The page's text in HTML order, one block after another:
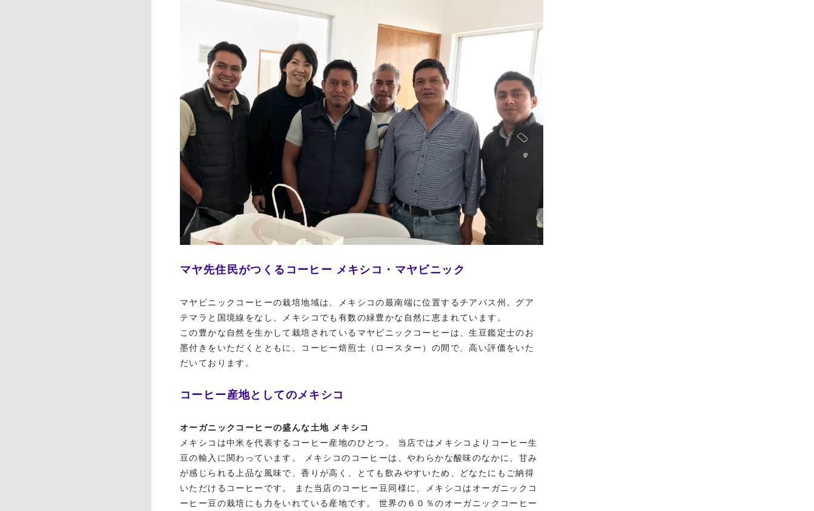
マヤ先住民がつくるコーヒー メキシコ・マヤビニック
マヤビニックコーヒーの栽培地域は、メキシコの最南端に位置するチアパス州。グア
テマラと国境線をなし、メキシコでも有数の緑豊かな自然に恵まれています。
この豊かな自然を生かして栽培されているマヤビニックコーヒーは、生豆鑑定士のお
墨付きをいただくとともに、コーヒー焙煎士（ロースター）の間で、高い評価をいた
だいております。
コーヒー産地としてのメキシコ
オーガニックコーヒーの盛んな土地 メキシコ
メキシコは中米を代表するコーヒー産地のひとつ。 当店ではメキシコよりコーヒー生
豆の輸入に関わっています。 メキシコのコーヒーは、やわらかな酸味のなかに、甘み
が感じられる上品な風味で、香りが高く、とても飲みやすいため、どなたにもご納得
いただけるコーヒーです。 また当店のコーヒー豆同様に、メキシコはオーガニックコ
ーヒー豆の栽培にも力をいれている産地です。 世界の６０％のオーガニックコーヒー